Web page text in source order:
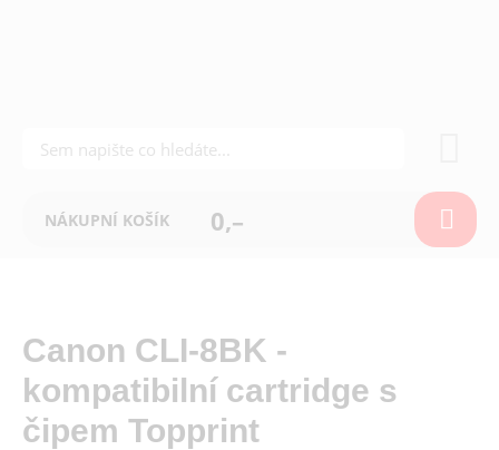
NÁKUPNÍ KOŠÍK 0,–
Canon CLI-8BK -
kompatibilní cartridge s
čipem Topprint